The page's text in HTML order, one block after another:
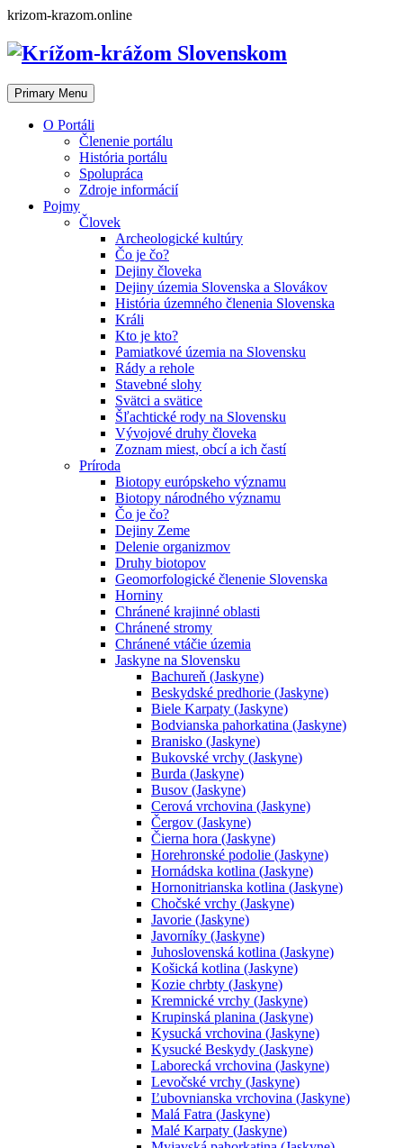
Skip
content
krizom-krazom.online
Primary Menu
O Portáli
Členenie portálu
História portálu
Spolupráca
Zdroje informácií
Pojmy
Človek
Archeologické kultúry
Čo je čo?
Dejiny človeka
Dejiny územia Slovenska a Slovákov
História územného členenia Slovenska
Králi
Kto je kto?
Pamiatkové územia na Slovensku
Rády a rehole
Stavebné slohy
Svätci a svätice
Šľachtické rody na Slovensku
Vývojové druhy človeka
Zoznam miest, obcí a ich častí
Príroda
Biotopy európskeho významu
Biotopy národného významu
Čo je čo?
Dejiny Zeme
Delenie organizmov
Druhy biotopov
Geomorfologické členenie Slovenska
Horniny
Chránené krajinné oblasti
Chránené stromy
Chránené vtáčie územia
Jaskyne na Slovensku
Bachureň (Jaskyne)
Beskydské predhorie (Jaskyne)
Biele Karpaty (Jaskyne)
Bodvianska pahorkatina (Jaskyne)
Branisko (Jaskyne)
Bukovské vrchy (Jaskyne)
Burda (Jaskyne)
Busov (Jaskyne)
Cerová vrchovina (Jaskyne)
Čergov (Jaskyne)
Čierna hora (Jaskyne)
Horehronské podolie (Jaskyne)
Hornádska kotlina (Jaskyne)
Hornonitrianska kotlina (Jaskyne)
Chočské vrchy (Jaskyne)
Javorie (Jaskyne)
Javorníky (Jaskyne)
Juhoslovenská kotlina (Jaskyne)
Košická kotlina (Jaskyne)
Kozie chrbty (Jaskyne)
Kremnické vrchy (Jaskyne)
Krupinská planina (Jaskyne)
Kysucká vrchovina (Jaskyne)
Kysucké Beskydy (Jaskyne)
Laborecká vrchovina (Jaskyne)
Levočské vrchy (Jaskyne)
Ľubovnianska vrchovina (Jaskyne)
Malá Fatra (Jaskyne)
Malé Karpaty (Jaskyne)